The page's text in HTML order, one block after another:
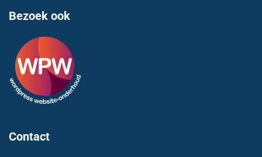
Bezoek ook
Contact